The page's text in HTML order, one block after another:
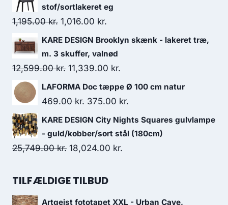
stof/sortlakeret eg
1,195.00kr. 1,016.00 kr.
KARE DESIGN Brooklyn skænk - lakeret træ,
m. 3 skuffer, valnød
12,599.00kr. 11,339.00 kr.
LAFORMA Doc tæppe Ø 100 cm natur
469.00kr. 375.00 kr.
KARE DESIGN City Nights Squares gulvlampe
- guld/kobber/sort stål (180cm)
25,749.00kr. 18,024.00 kr.
TILFÆLDIGE TILBUD
Artgeist fototapet XXL - Urban Cave,